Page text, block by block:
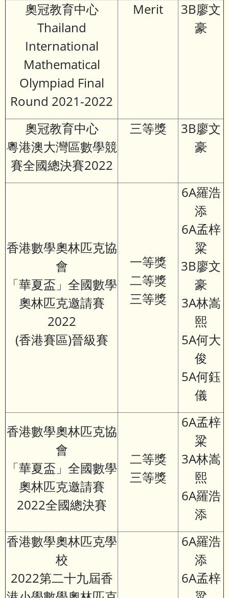
奧冠教育中心
Thailand
International
Mathematical
Olympiad Final
Round 2021-2022
Merit
3B廖文
豪
奧冠教育中心
粵港澳大灣區數學競
賽全國總決賽2022
三等獎
3B廖文
豪
香港數學奧林匹克協
會
「華夏盃」全國數學
奧林匹克邀請賽
2022
(香港賽區)晉級賽
一等獎
二等獎
三等獎
6A羅浩
添
6A孟梓
粱
3B廖文
豪
3A林嵩
熙
5A何大
俊
5A何鈺
儀
香港數學奧林匹克協
會
「華夏盃」全國數學
奧林匹克邀請賽
2022全國總決賽
二等獎
三等獎
6A孟梓
粱
3A林嵩
熙
6A羅浩
添
香港數學奧林匹克學
校
2022第二十九屆香
6A羅浩
添
6A孟梓